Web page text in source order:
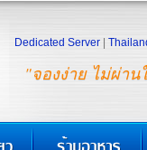
"จองง่าย ไม่ผ่าน
Dedicated Server